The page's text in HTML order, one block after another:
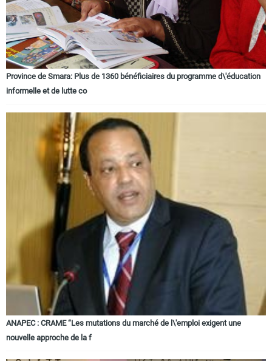
Province de Smara: Plus de 1360 bénéficiaires du programme d\'éducation
informelle et de lutte co
ANAPEC : CRAME “Les mutations du marché de l\'emploi exigent une
nouvelle approche de la f